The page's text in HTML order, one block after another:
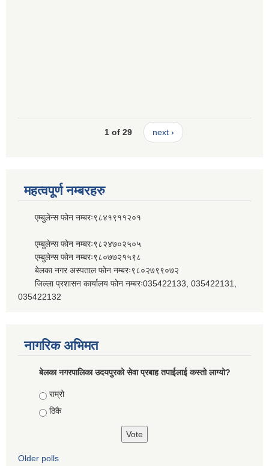
1 of 29 next ›
महत्वपूर्ण नम्बरहरु
एम्बुलेन्स फोन नम्बरः९८४१९११२०१
एम्बुलेन्स फोन नम्बरः९८२४७०२५०५
एम्बुलेन्स फोन नम्बरः९८०७७२१५९८
बेलका नगर अस्पताल फोन नम्बरः९८०२७९९०७२
जिल्ला प्रशासन कार्यालय फोन नम्बरः035422133, 035422131,
035422132
नागरिक अभिमत
बेलका नगरपालिका उदयपुरको सेवा प्रबाह तपाईलाई कस्तो लाग्यो?
Choices
राम्रो
ठिकै
Older polls